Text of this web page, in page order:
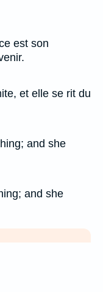
est son
et elle se rit du
and she
and she